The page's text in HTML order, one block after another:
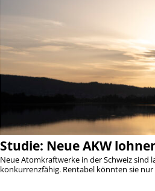
Studie: Neue AKW
Neue Atomkraftwerke in der Schweiz
konkurrenzfähig. Rentabel könnten sie nur